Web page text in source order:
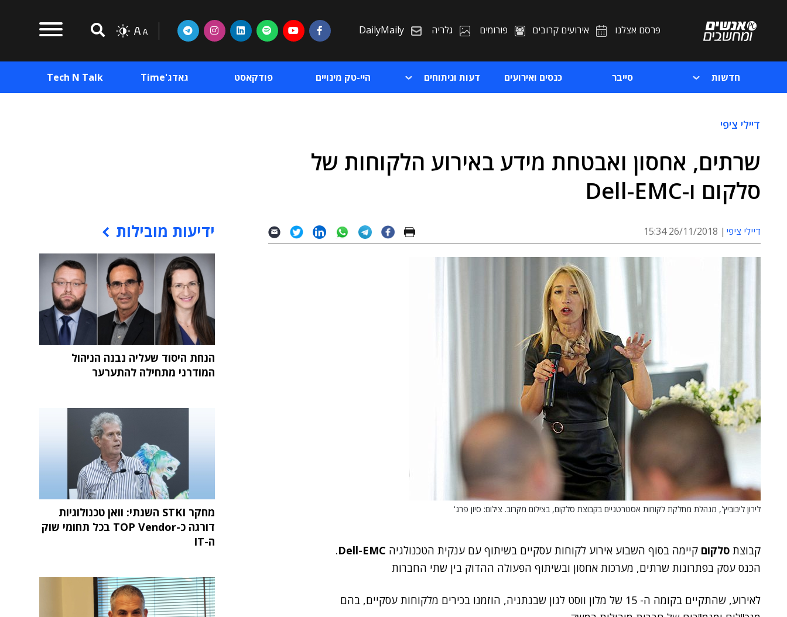
פרסם אצלנו אירועים קרובים פורומים גלריה DailyMaily
חדשות סייבר כנסים ואירועים דעות וניתוחים היי-טק מינויים פודקאסט גאדג'Time Tech N Talk
דיילי ציפי
שרתים, אחסון ואבטחת מידע באירוע הלקוחות של
סלקום ו-Dell-EMC
דיילי ציפי 26/11/2018 15:34
לירון ליבוביץ', מנהלת מחלקת לקוחות אסטרטגיים בקבוצת סלקום, בצילום מקרוב. צילום: סיון פרג'
קבוצת סלקום קיימה בסוף השבוע אירוע לקוחות עסקיים בשיתוף עם ענקית הטכנולגיה Dell-EMC
.
הכנס עסק בפתרונות שרתים, מערכות אחסון ובשיתוף הפעולה ההדוק בין שתי החברות
לאירוע, שהתקיים בקומה ה- 15 של מלון ווסט לגון שבנתניה, הוזמנו בכירים מלקוחות עסקיים, בהם
ידיעות מובילות
הנחת היסוד שעליה נבנה הניהול
המודרני מתחילה להתערער
מחקר STKI השנתי: וואן טכנולוגיות
דורגה כ-TOP Vendor בכל תחומי שוק
ה-IT